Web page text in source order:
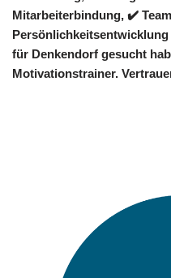
Mitarbeiterbindung, ✔️
für Denkendorf gesucht
Motivationstrainer.